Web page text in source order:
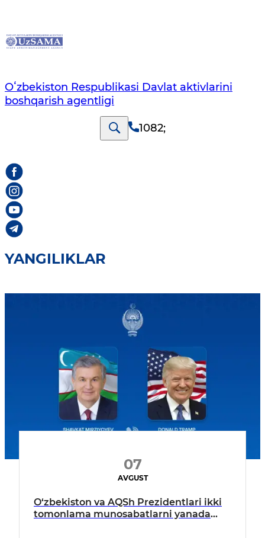
Oʻzbekiston Respublikasi Davlat aktivlarini
boshqarish agentligi
1082;
YANGILIKLAR
07
AVGUST
O‘zbekiston va AQSh Prezidentlari ikki
tomonlama munosabatlarni yanada